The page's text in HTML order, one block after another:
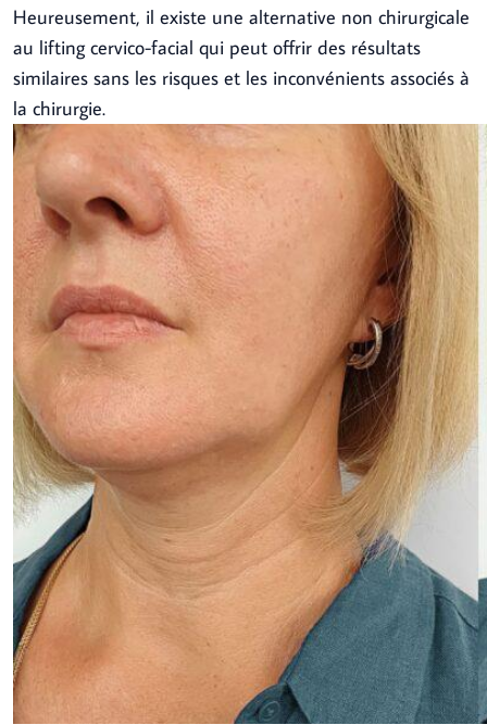
Heureusement, il existe une alternative non chirurgicale
au lifting cervico-facial qui peut offrir des résultats
similaires sans les risques et les inconvénients associés à
la chirurgie.